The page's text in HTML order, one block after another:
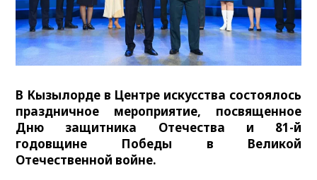
В Кызылорде в Центре искусства состоялось
праздничное мероприятие, посвященное
Дню защитника Отечества и 81-й
годовщине Победы в Великой
Отечественной войне.